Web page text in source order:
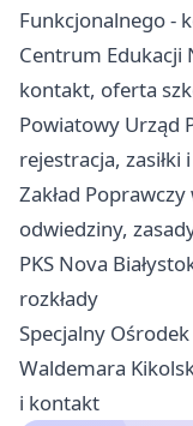
Funkcjonalnego -
Centrum Edukacji
kontakt, oferta
Powiatowy Urząd
rejestracja,
Zakład
odwiedziny,
PKS Nova
rozkłady
Specjalny
Waldemara
i kontakt